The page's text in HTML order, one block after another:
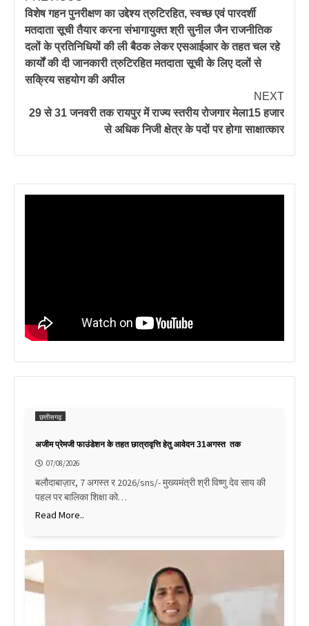
विशेष गहन पुनरीक्षण का उद्देश्य त्रुटिरहित, स्वच्छ एवं पारदर्शी
मतदाता सूची तैयार करना संभागायुक्त श्री सुनील जैन राजनीतिक
दलों के प्रतिनिधियों की ली बैठक लेकर एसआईआर के तहत चल रहे
कार्यों की दी जानकारी त्रुटिरहित मतदाता सूची के लिए दलों से
सक्रिय सहयोग की अपील
NEXT
29 से 31 जनवरी तक रायपुर में राज्य स्तरीय रोजगार मेला15 हजार
से अधिक निजी क्षेत्र के पदों पर होगा साक्षात्कार
छत्तीसगढ़
अजीम प्रेमजी फाउंडेशन के तहत छात्रावृत्ति हेतु आवेदन 31अगस्त तक
07/08/2026
बलौदाबाज़ार, 7 अगस्त र 2026/sns/- मुख्यमंत्री श्री विष्णु देव साय की
पहल पर बालिका शिक्षा को…
Read More..